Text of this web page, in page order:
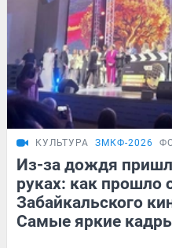
КУЛЬТУРА ЗМКФ-2026
Из-за дождя
руках: как прошло
Забайкальского
Самые яркие